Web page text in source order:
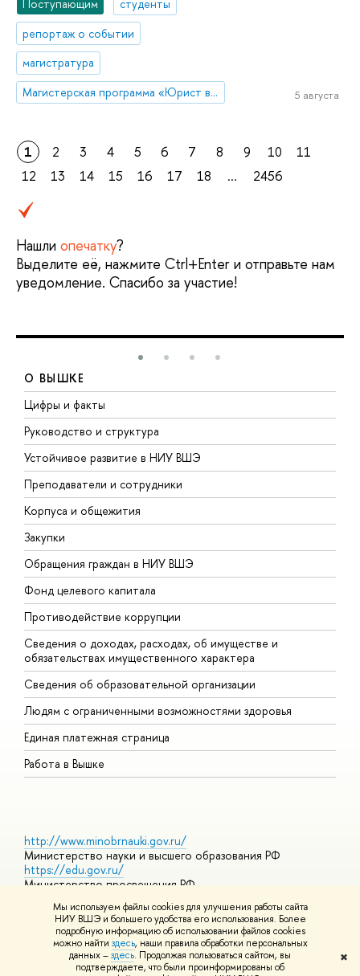
Мы используем файлы cookies для улучшения работы сайта
НИУ ВШЭ и большего удобства его использования. Более
подробную информацию об использовании файлов cookies
можно найти здесь, наши правила обработки персональных
данных –здесь. Продолжая пользоваться сайтом, вы
подтверждаете, что были проинформированы об
✖
Поступающим
студенты
репортаж о событии
магистратура
Магистерская программа «Юрист в правосудии»
5 августа
1 2 3 4 5 6 7 8 9 10
11
12
13 14 15 16 17 18 ... 2456
Нашли опечатку?
Выделите её, нажмите Ctrl+Enter и отправьте нам
уведомление. Спасибо за участие!
О ВЫШКЕ
Цифры и факты
Руководство и структура
Устойчивое развитие в НИУ ВШЭ
Преподаватели и сотрудники
Корпуса и общежития
Закупки
Обращения граждан в НИУ ВШЭ
Фонд целевого капитала
Противодействие коррупции
Сведения о доходах, расходах, об имуществе и
обязательствах имущественного характера
Сведения об образовательной организации
Людям с ограниченными возможностями здоровья
Единая платежная страница
Работа в Вышке
http://www.minobrnauki.gov.ru/
Министерство науки и высшего образования РФ
https://edu.gov.ru/
Министерство просвещения РФ
https://elearning.hse.ru/mooc
Массовые открытые онлайн-курсы
© НИУ ВШЭ 1993–2026 Адреса и контактыУсловия